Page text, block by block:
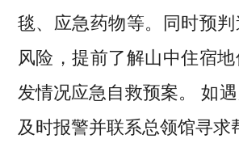
毯、应急药物等。同时预
风险，提前了解山中住宿
发情况应急自救预案。 如
及时报警并联系总领馆寻求